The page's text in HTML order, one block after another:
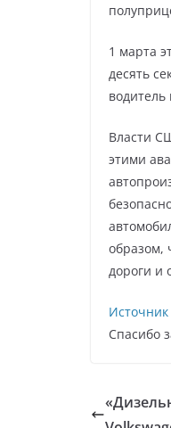
1 марта
десять
водитель
Власти
этими
образом,
дороги и
Источник
Спасибо